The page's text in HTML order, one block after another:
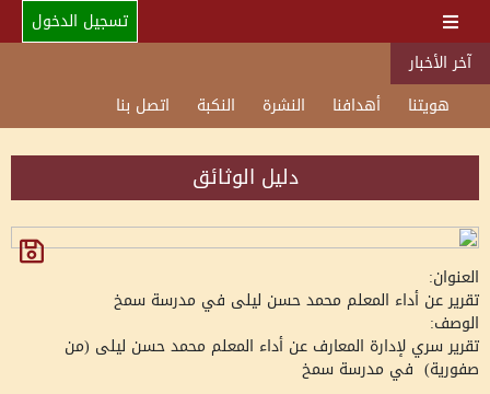
تسجيل الدخول
آخر الأخبار
هويتنا
أهدافنا النشرة النكبة اتصل بنا
دليل الوثائق
العنوان:
تقرير عن أداء المعلم محمد حسن ليلى في مدرسة سمخ
الوصف:
تقرير سري لإدارة المعارف عن أداء المعلم محمد حسن ليلى (من
صفورية) في مدرسة سمخ